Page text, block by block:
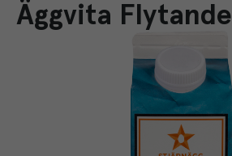
Äggvita Flytande